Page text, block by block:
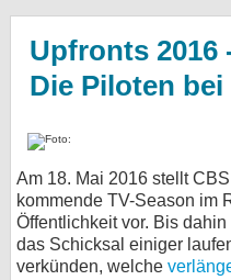
Upfronts 2016
Die Piloten bei
Am 18. Mai 2016 stellt
kommende TV-Season im
Öffentlichkeit vor. Bis
das Schicksal einiger
verkünden, welche